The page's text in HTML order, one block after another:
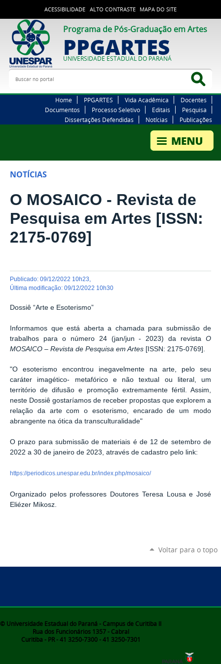
ACESSIBILIDADE ALTO CONTRASTE MAPA DO SITE
Programa de Pós-Graduação em Artes
PPGARTES
UNIVERSIDADE ESTADUAL DO PARANÁ
Buscar no portal
Home PPGARTES Vida Acadêmica
Docentes
Documentos
Processo Seletivo Editais
Pesquisa
Dissertações Defendidas
Notícias Publicações
NOTÍCIAS
O MOSAICO - Revista de
Pesquisa em Artes [ISSN:
2175-0769]
publicado: 09/12/2022 10h23
última modificação: 09/12/2022 10h30
Dossiê “Arte e Esoterismo”
Informamos que está aberta a chamada para submissão de
trabalhos para o número 24 (jan/jun - 2023) da revista O
MOSAICO – Revista de Pesquisa em Artes [ISSN: 2175-0769].
"O esoterismo encontrou inegavelmente na arte, pelo seu
caráter imagético- metafórico e não textual ou literal, um
território de difusão e promoção extremamente fértil. Assim,
neste Dossiê gostaríamos de receber propostas que explorem a
relação da arte com o esoterismo, encarado de um modo
abrangente na ótica da transculturalidade"
O prazo para submissão de materiais é de 12 de setembro de
2022 a 30 de janeiro de 2023, através de cadastro pelo link:
https://periodicos.unespar.edu.br/index.php/mosaico/
Organizado pelos professores Doutores Teresa Lousa e José
Eliézer Mikosz.
Voltar para o topo
© Universidade Estadual do Paraná - Campus de Curitiba II
Rua dos Funcionários 1357 - Cabral
Curitiba - PR - 41 3250-7300 - 41 3250-7301